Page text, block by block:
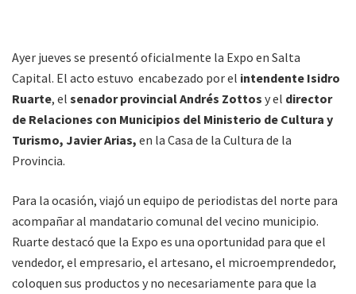
Ayer jueves se presentó oficialmente la Expo en Salta
Capital. El acto estuvo encabezado por el intendente Isidro
Ruarte, el senador provincial Andrés Zottos y el director
de Relaciones con Municipios del Ministerio de Cultura y
Turismo, Javier Arias, en la Casa de la Cultura de la
Provincia.
Para la ocasión, viajó un equipo de periodistas del norte para
acompañar al mandatario comunal del vecino municipio.
Ruarte destacó que la Expo es una oportunidad para que el
vendedor, el empresario, el artesano, el microemprendedor,
coloquen sus productos y no necesariamente para que la